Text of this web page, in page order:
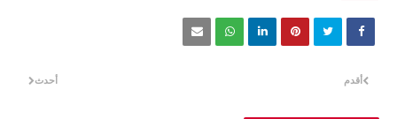
أحدث أقدم